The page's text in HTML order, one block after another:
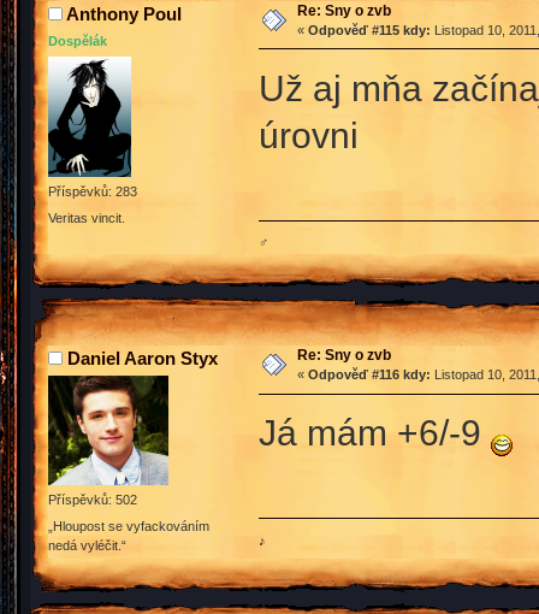
Anthony Poul
Dospělák
Příspěvků: 283
Veritas vincit.
Re: Sny o zvb
« Odpověď #115 kdy: Listopad 10,
Už aj mňa
úrovni
♂
Daniel Aaron Styx
Příspěvků: 502
„Hloupost se vyfackováním
nedá vyléčit.“
Re: Sny o zvb
« Odpověď #116 kdy: Listopad 10,
Já mám +6/-9
♪